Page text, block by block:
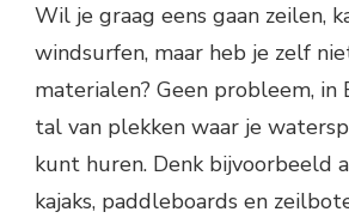
Wil je graag eens gaan zeilen,
windsurfen, maar heb je zelf
materialen? Geen probleem, in
tal van plekken waar je
kunt huren. Denk bijvoorbeeld
kajaks, paddleboards en